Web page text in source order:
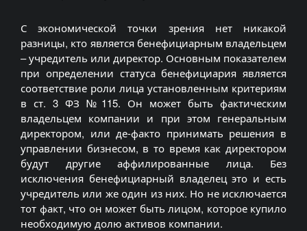
С экономической точки зрения нет никакой
разницы, кто является бенефициарным владельцем
– учредитель или директор. Основным показателем
при определении статуса бенефициария является
соответствие роли лица установленным критериям
в ст. 3 ФЗ №115. Он может быть фактическим
владельцем компании и при этом генеральным
директором, или де-факто принимать решения в
управлении бизнесом, в то время как директором
будут другие аффилированные лица. Без
исключения бенефициарный владелец это и есть
учредитель или же один из них. Но не исключается
тот факт, что он может быть лицом, которое купило
необходимую долю активов компании.